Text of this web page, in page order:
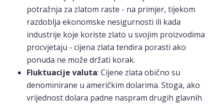
potražnja za zlatom raste - na primjer, tijekom
razdoblja ekonomske nesigurnosti ili kada
industrije koje koriste zlato u svojim proizvodima
procvjetaju - cijena zlata tendira porasti ako
ponuda ne može držati korak.
Fluktuacije valuta: Cijene zlata obično su
denominirane u američkim dolarima. Stoga, ako
vrijednost dolara padne naspram drugih glavnih